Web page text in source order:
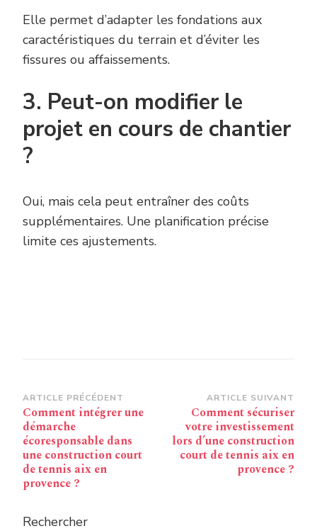
Elle permet d’adapter les fondations aux
caractéristiques du terrain et d’éviter les
fissures ou affaissements.
3. Peut-on modifier le
projet en cours de chantier
?
Oui, mais cela peut entraîner des coûts
supplémentaires. Une planification précise
limite ces ajustements.
Navigation
d’article
ARTICLE PRÉCÉDENT
Comment intégrer une
démarche
écoresponsable dans
une construction court
de tennis aix en
provence ?
ARTICLE SUIVANT
Comment sécuriser
votre investissement
lors d’une construction
court de tennis aix en
provence ?
Rechercher